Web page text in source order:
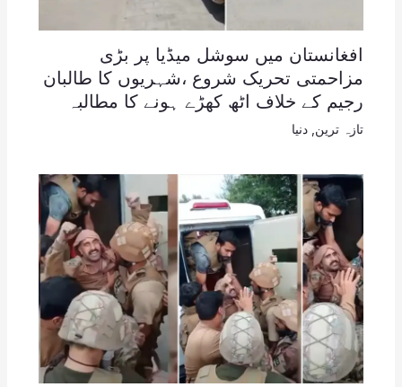
افغانستان میں سوشل میڈیا پر بڑی
مزاحمتی تحریک شروع ،شہریوں کا طالبان
رجیم کے خلاف اٹھ کھڑے ہونے کا مطالبہ
تازہ ترین دنیا